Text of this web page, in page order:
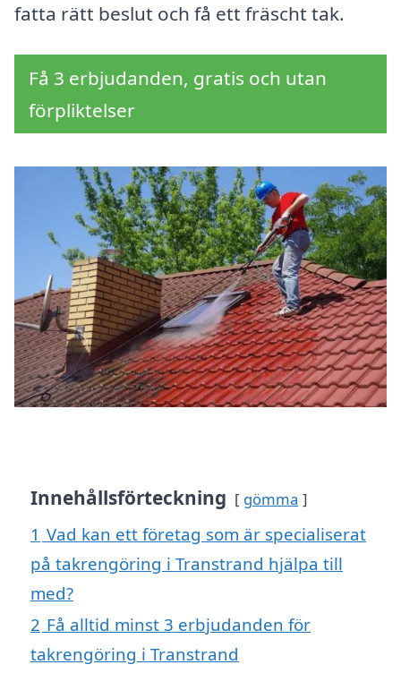
fatta rätt beslut och få ett fräscht tak.
Få 3 erbjudanden, gratis och utan
förpliktelser
Innehållsförteckning gömma
1 Vad kan ett företag som är specialiserat
på takrengöring i Transtrand hjälpa till
med?
2 Få alltid minst 3 erbjudanden för
takrengöring i Transtrand